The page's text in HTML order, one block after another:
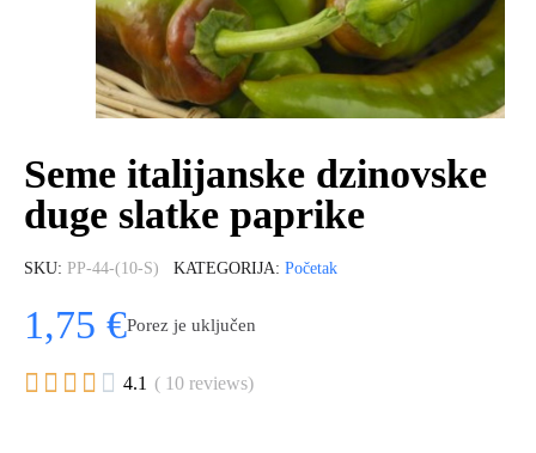
Seme italijanske dzinovske
duge slatke paprike
SKU PP-44-(10-S) KATEGORIJA Početak
1,75 €Porez je uključen
     4.1 ( 10 reviews)